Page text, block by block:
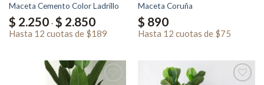
Maceta Cemento Color Ladrillo
$ 2.250 - $ 2.850Rango
de
precios:
desde
$ 2.850
Hasta 12 cuotas de $189
Maceta Coruña
$ 890
Hasta 12 cuotas de $75